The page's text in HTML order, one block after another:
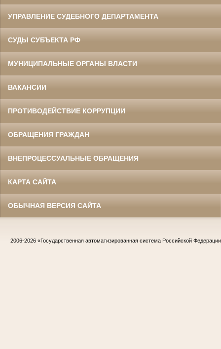
УПРАВЛЕНИЕ СУДЕБНОГО ДЕПАРТАМЕНТА
СУДЫ СУБЪЕКТА РФ
МУНИЦИПАЛЬНЫЕ ОРГАНЫ ВЛАСТИ
ВАКАНСИИ
ПРОТИВОДЕЙСТВИЕ КОРРУПЦИИ
ОБРАЩЕНИЯ ГРАЖДАН
ВНЕПРОЦЕССУАЛЬНЫЕ ОБРАЩЕНИЯ
КАРТА САЙТА
ОБЫЧНАЯ ВЕРСИЯ САЙТА
2006-2026 «Государственная автоматизированная система Российской